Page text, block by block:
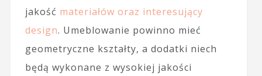
jakość materiałów oraz interesujący
design. Umeblowanie powinno mieć
geometryczne kształty, a dodatki niech
będą wykonane z wysokiej jakości